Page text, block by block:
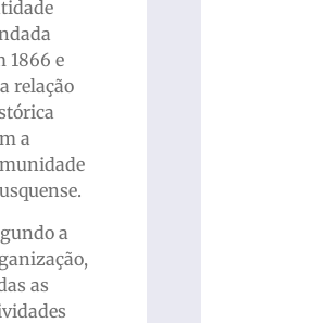
1866 e
relação
a
a
as